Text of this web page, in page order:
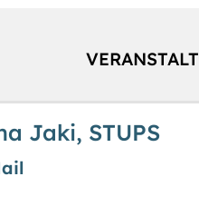
Jaki, STUPS